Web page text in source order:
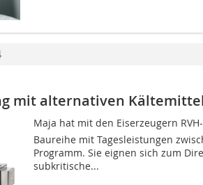
mit alternativen
Maja hat mit den Eiserzeugern
Baureihe mit Tagesleistungen
Programm. Sie eignen sich zum
subkritische...